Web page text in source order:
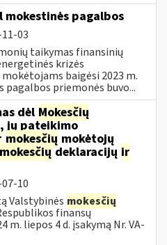
pagalbos
03
taikymas finansinių
krizės
baigėsi 2023 m.
pagalbos priemonės buvo...
dėl Mokesčių
jų pateikimo
mokesčių mokėtojų
mokesčiųdeklaracijų ir
10
Valstybinės mokesčių
finansų
liepos 4 d. įsakymą Nr. VA-